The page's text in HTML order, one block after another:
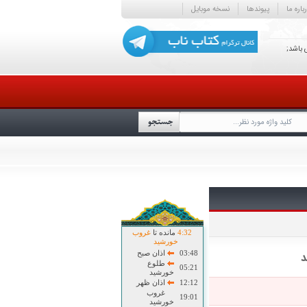
ما پیوندها نسخه موبایل
باشد;
4:32 مانده تاغروب
خورشید
03:48
اذان صبح
05:21
طلوع
خورشید
12:12
اذان ظهر
19:01
غروب
خورشید